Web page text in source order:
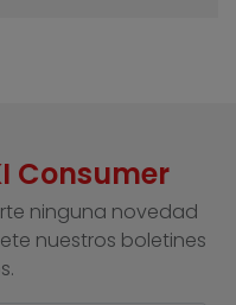
Consumer
ninguna novedad
nuestros boletines